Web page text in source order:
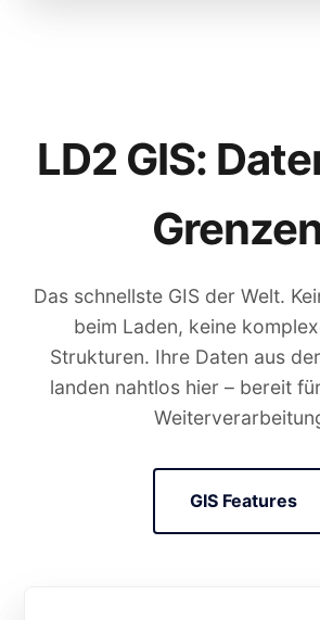
LD2 GIS:
Das schnellste GIS der Welt.
beim Laden, keine
Strukturen. Ihre Daten aus
landen nahtlos hier – bereit
GIS Features